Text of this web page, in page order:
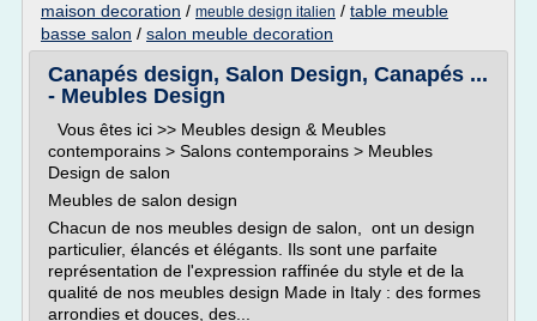
maison decoration / meuble design italien / table meuble
basse salon / salon meuble decoration
Canapés design, Salon Design, Canapés ...
- Meubles Design
Vous êtes ici >> Meubles design & Meubles
contemporains > Salons contemporains > Meubles
Design de salon
Meubles de salon design
Chacun de nos meubles design de salon, ont un design
particulier, élancés et élégants. Ils sont une parfaite
représentation de l'expression raffinée du style et de la
qualité de nos meubles design Made in Italy : des formes
arrondies et douces, des...